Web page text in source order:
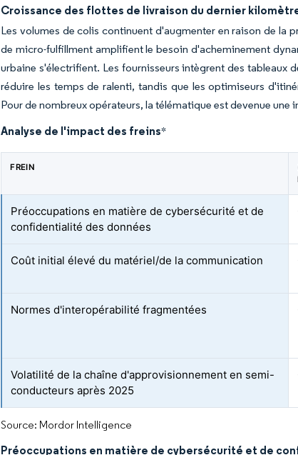
Croissance des flottes de livraison du dernier
Les volumes de colis continuent d'augmenter en raison de la
de micro-fulfillment amplifient le besoin d'acheminement
urbaine s'électrifient. Les fournisseurs intègrent des
réduire les temps de ralenti, tandis que les optimiseurs
Pour de nombreux opérateurs, la télématique est devenue
Analyse de l'impact des freins*
FREIN
Préoccupations en matière de cybersécurité et de
confidentialité des données
Coût initial élevé du matériel/de la communication
Normes d'interopérabilité fragmentées
Volatilité de la chaîne d'approvisionnement en semi-
conducteurs après 2025
Source: Mordor Intelligence
Préoccupations en matière de cybersécurité et de